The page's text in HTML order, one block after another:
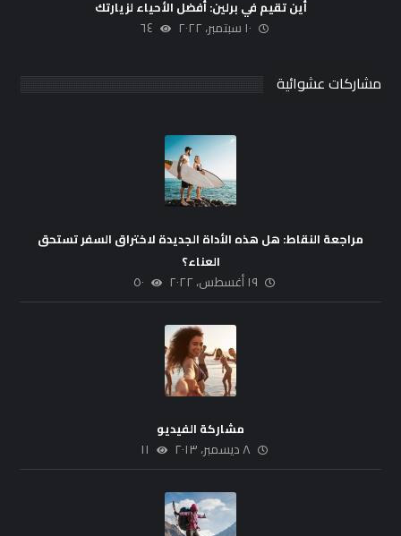
أين تقيم في برلين: أفضل الأحياء لزيارتك
١٠ سبتمبر، ٢٠٢٢ ٦٤
مشاركات عشوائية
مراجعة النقاط: هل هذه الأداة الجديدة لاختراق السفر تستحق
العناء؟
١٩ أغسطس، ٢٠٢٢ ٥٠
مشاركة الفيديو
٨ ديسمبر، ٢٠١٣ ١١